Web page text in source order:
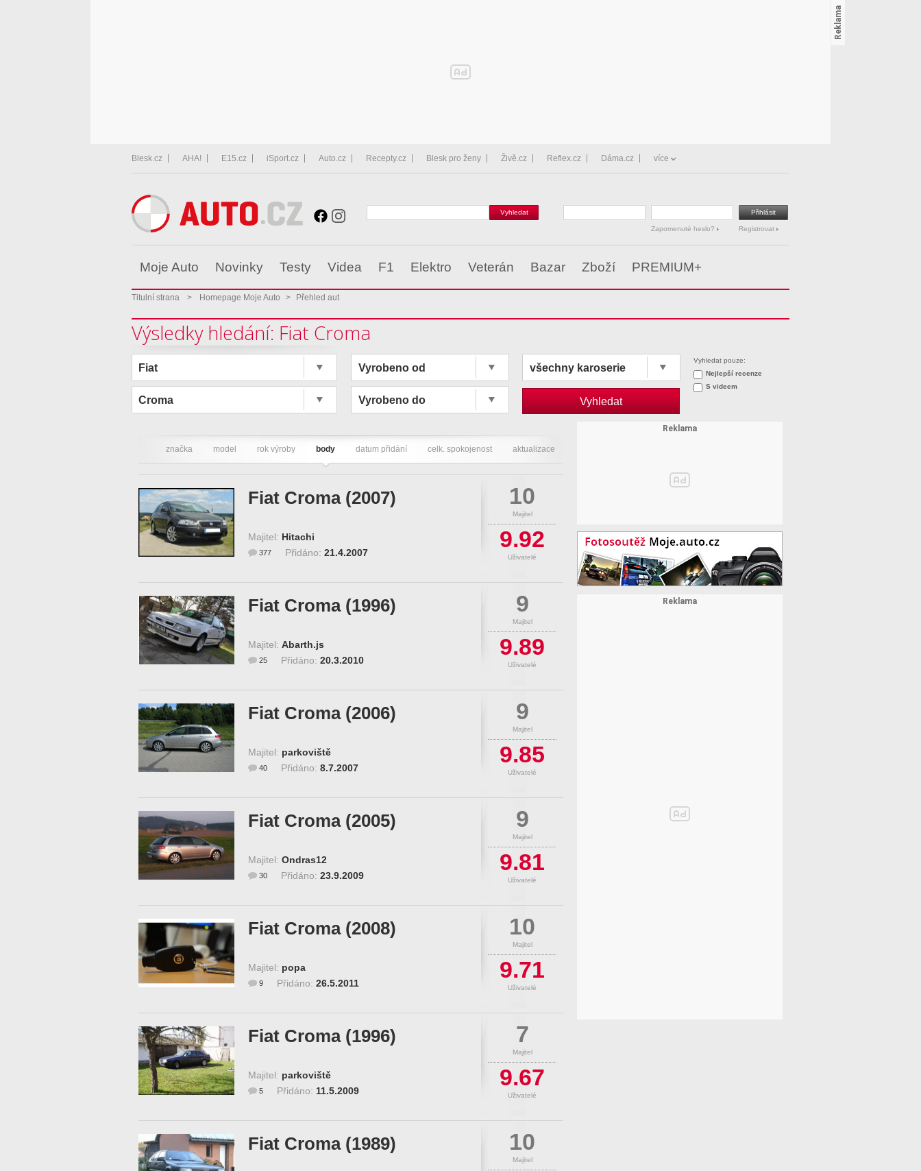
Blesk.cz AHA! E15.cz iSport.cz Auto.cz Recepty.cz Blesk pro ženy Živě.cz Reflex.cz Dáma.cz více
Zapomenuté heslo? Registrovat
Moje Auto Novinky Testy Videa F1 Elektro Veterán Bazar Zboží PREMIUM+
Titulní strana > Homepage Moje Auto > Přehled aut
Výsledky hledání: Fiat Croma
Fiat
Croma
Vyrobeno od
Vyrobeno do
všechny karoserie
Vyhledat pouze:
Nejlepší recenze
S videem
značka model rok výroby body datum přidání celk. spokojenost aktualizace
Fiat Croma (2007)
Majitel: Hitachi
Přidáno: 21.4.2007
377
10
Majitel
9.92
Uživatelé
Fiat Croma (1996)
Majitel: Abarth.js
Přidáno: 20.3.2010
25
9
Majitel
9.89
Uživatelé
Fiat Croma (2006)
Majitel: parkoviště
Přidáno: 8.7.2007
40
9
Majitel
9.85
Uživatelé
Fiat Croma (2005)
Majitel: Ondras12
Přidáno: 23.9.2009
30
9
Majitel
9.81
Uživatelé
Fiat Croma (2008)
Majitel: popa
Přidáno: 26.5.2011
9
10
Majitel
9.71
Uživatelé
Fiat Croma (1996)
Majitel: parkoviště
Přidáno: 11.5.2009
5
7
Majitel
9.67
Uživatelé
Fiat Croma (1989) 10
Majitel